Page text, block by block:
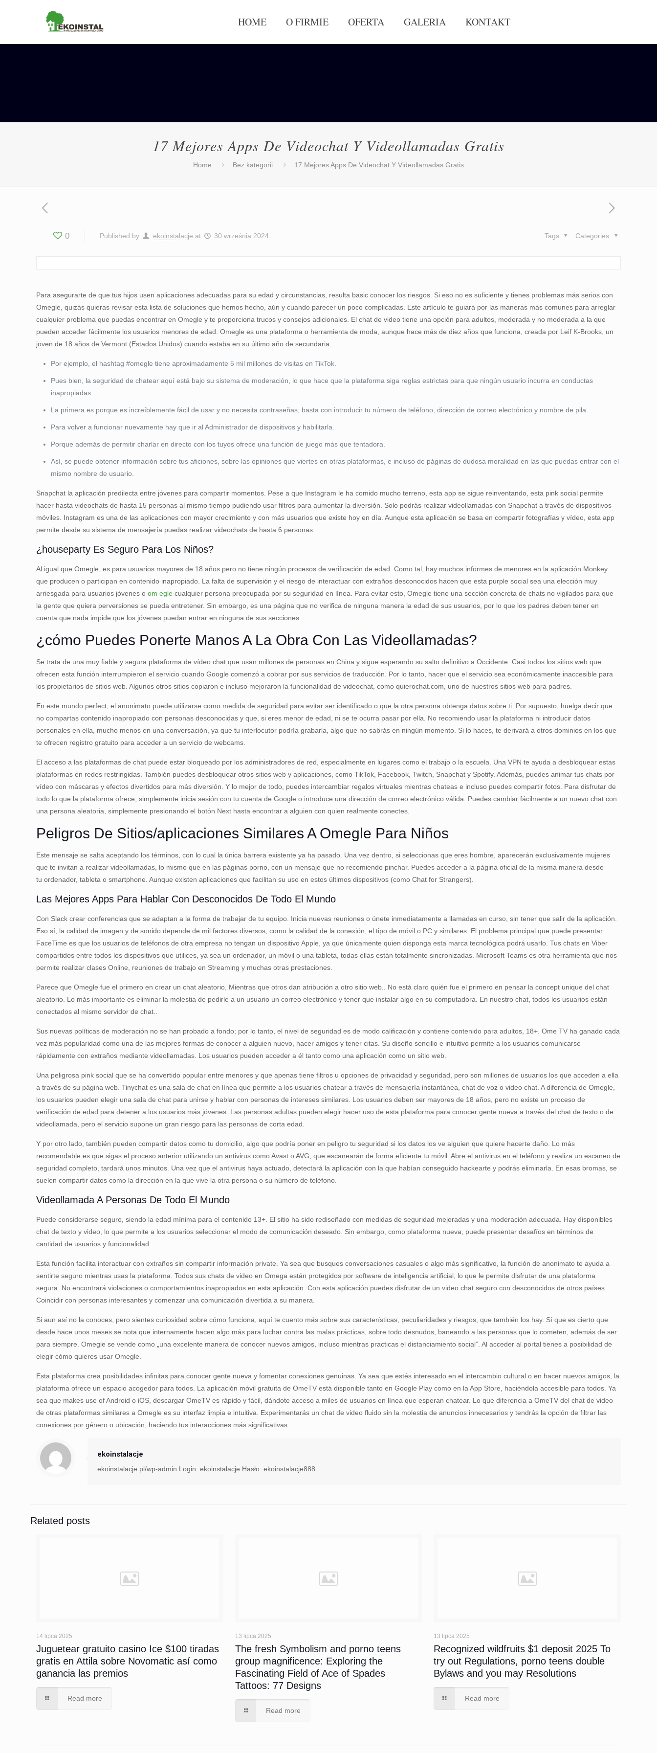
HOME O FIRMIE OFERTA GALERIA KONTAKT
17 Mejores Apps De Videochat Y Videollamadas Gratis
Home Bez kategorii 17 Mejores Apps De Videochat Y Videollamadas Gratis
0 Published by ekoinstalacje at 30 września 2024 Categories
Tags
Para asegurarte de que tus hijos usen aplicaciones adecuadas para su edad y circunstancias, resulta basic conocer los riesgos. Si eso no es suficiente y tienes problemas más serios con
Omegle, quizás quieras revisar esta lista de soluciones que hemos hecho, aún y cuando parecer un poco complicadas. Este artículo te guiará por las maneras más comunes para arreglar
cualquier problema que puedas encontrar en Omegle y te proporciona trucos y consejos adicionales. El chat de video tiene una opción para adultos, moderada y no moderada a la que
pueden acceder fácilmente los usuarios menores de edad. Omegle es una plataforma o herramienta de moda, aunque hace más de diez años que funciona, creada por Leif K-Brooks, un
joven de 18 años de Vermont (Estados Unidos) cuando estaba en su último año de secundaria.
Por ejemplo, el hashtag #omegle tiene aproximadamente 5 mil millones de visitas en TikTok.
Pues bien, la seguridad de chatear aquí está bajo su sistema de moderación, lo que hace que la plataforma siga reglas estrictas para que ningún usuario incurra en conductas
inapropiadas.
La primera es porque es increíblemente fácil de usar y no necesita contraseñas, basta con introducir tu número de teléfono, dirección de correo electrónico y nombre de pila.
Para volver a funcionar nuevamente hay que ir al Administrador de dispositivos y habilitarla.
Porque además de permitir charlar en directo con los tuyos ofrece una función de juego más que tentadora.
Así, se puede obtener información sobre tus aficiones, sobre las opiniones que viertes en otras plataformas, e incluso de páginas de dudosa moralidad en las que puedas entrar con el
mismo nombre de usuario.
Snapchat la aplicación predilecta entre jóvenes para compartir momentos. Pese a que Instagram le ha comido mucho terreno, esta app se sigue reinventando, esta pink social permite
hacer hasta videochats de hasta 15 personas al mismo tiempo pudiendo usar filtros para aumentar la diversión. Solo podrás realizar videollamadas con Snapchat a través de dispositivos
móviles. Instagram es una de las aplicaciones con mayor crecimiento y con más usuarios que existe hoy en día. Aunque esta aplicación se basa en compartir fotografías y vídeo, esta app
permite desde su sistema de mensajería puedas realizar videochats de hasta 6 personas.
¿houseparty Es Seguro Para Los Niños?
Al igual que Omegle, es para usuarios mayores de 18 años pero no tiene ningún procesos de verificación de edad. Como tal, hay muchos informes de menores en la aplicación Monkey
que producen o participan en contenido inapropiado. La falta de supervisión y el riesgo de interactuar con extraños desconocidos hacen que esta purple social sea una elección muy
arriesgada para usuarios jóvenes oom egle cualquier persona preocupada por su seguridad en línea. Para evitar esto, Omegle tiene una sección concreta de chats no vigilados para que
la gente que quiera perversiones se pueda entretener. Sin embargo, es una página que no verifica de ninguna manera la edad de sus usuarios, por lo que los padres deben tener en
cuenta que nada impide que los jóvenes puedan entrar en ninguna de sus secciones.
¿cómo Puedes Ponerte Manos A La Obra Con Las Videollamadas?
Se trata de una muy fiable y segura plataforma de vídeo chat que usan millones de personas en China y sigue esperando su salto definitivo a Occidente. Casi todos los sitios web que
ofrecen esta función interrumpieron el servicio cuando Google comenzó a cobrar por sus servicios de traducción. Por lo tanto, hacer que el servicio sea económicamente inaccesible para
los propietarios de sitios web. Algunos otros sitios copiaron e incluso mejoraron la funcionalidad de videochat, como quierochat.com, uno de nuestros sitios web para padres.
En este mundo perfect, el anonimato puede utilizarse como medida de seguridad para evitar ser identificado o que la otra persona obtenga datos sobre ti. Por supuesto, huelga decir que
no compartas contenido inapropiado con personas desconocidas y que, si eres menor de edad, ni se te ocurra pasar por ella. No recomiendo usar la plataforma ni introducir datos
personales en ella, mucho menos en una conversación, ya que tu interlocutor podría grabarla, algo que no sabrás en ningún momento. Si lo haces, te derivará a otros dominios en los que
te ofrecen registro gratuito para acceder a un servicio de webcams.
El acceso a las plataformas de chat puede estar bloqueado por los administradores de red, especialmente en lugares como el trabajo o la escuela. Una VPN te ayuda a desbloquear estas
plataformas en redes restringidas. También puedes desbloquear otros sitios web y aplicaciones, como TikTok, Facebook, Twitch, Snapchat y Spotify. Además, puedes animar tus chats por
vídeo con máscaras y efectos divertidos para más diversión. Y lo mejor de todo, puedes intercambiar regalos virtuales mientras chateas e incluso puedes compartir fotos. Para disfrutar de
todo lo que la plataforma ofrece, simplemente inicia sesión con tu cuenta de Google o introduce una dirección de correo electrónico válida. Puedes cambiar fácilmente a un nuevo chat con
una persona aleatoria, simplemente presionando el botón Next hasta encontrar a alguien con quien realmente conectes.
Peligros De Sitios/aplicaciones Similares A Omegle Para Niños
Este mensaje se salta aceptando los términos, con lo cual la única barrera existente ya ha pasado. Una vez dentro, si seleccionas que eres hombre, aparecerán exclusivamente mujeres
que te invitan a realizar videollamadas, lo mismo que en las páginas porno, con un mensaje que no recomiendo pinchar. Puedes acceder a la página oficial de la misma manera desde
tu ordenador, tableta o smartphone. Aunque existen aplicaciones que facilitan su uso en estos últimos dispositivos (como Chat for Strangers).
Las Mejores Apps Para Hablar Con Desconocidos De Todo El Mundo
Con Slack crear conferencias que se adaptan a la forma de trabajar de tu equipo. Inicia nuevas reuniones o únete inmediatamente a llamadas en curso, sin tener que salir de la aplicación.
Eso sí, la calidad de imagen y de sonido depende de mil factores diversos, como la calidad de la conexión, el tipo de móvil o PC y similares. El problema principal que puede presentar
FaceTime es que los usuarios de teléfonos de otra empresa no tengan un dispositivo Apple, ya que únicamente quien disponga esta marca tecnológica podrá usarlo. Tus chats en Viber
compartidos entre todos los dispositivos que utilices, ya sea un ordenador, un móvil o una tableta, todas ellas están totalmente sincronizadas. Microsoft Teams es otra herramienta que nos
permite realizar clases Online, reuniones de trabajo en Streaming y muchas otras prestaciones.
Parece que Omegle fue el primero en crear un chat aleatorio, Mientras que otros dan atribución a otro sitio web.. No está claro quién fue el primero en pensar la concept unique del chat
aleatorio. Lo más importante es eliminar la molestia de pedirle a un usuario un correo electrónico y tener que instalar algo en su computadora. En nuestro chat, todos los usuarios están
conectados al mismo servidor de chat..
Sus nuevas políticas de moderación no se han probado a fondo; por lo tanto, el nivel de seguridad es de modo calificación y contiene contenido para adultos, 18+. Ome TV ha ganado cada
vez más popularidad como una de las mejores formas de conocer a alguien nuevo, hacer amigos y tener citas. Su diseño sencillo e intuitivo permite a los usuarios comunicarse
rápidamente con extraños mediante videollamadas. Los usuarios pueden acceder a él tanto como una aplicación como un sitio web.
Una peligrosa pink social que se ha convertido popular entre menores y que apenas tiene filtros u opciones de privacidad y seguridad, pero son millones de usuarios los que acceden a ella
a través de su página web. Tinychat es una sala de chat en línea que permite a los usuarios chatear a través de mensajería instantánea, chat de voz o video chat. A diferencia de Omegle,
los usuarios pueden elegir una sala de chat para unirse y hablar con personas de intereses similares. Los usuarios deben ser mayores de 18 años, pero no existe un proceso de
verificación de edad para detener a los usuarios más jóvenes. Las personas adultas pueden elegir hacer uso de esta plataforma para conocer gente nueva a través del chat de texto o de
videollamada, pero el servicio supone un gran riesgo para las personas de corta edad.
Y por otro lado, también pueden compartir datos como tu domicilio, algo que podría poner en peligro tu seguridad si los datos los ve alguien que quiere hacerte daño. Lo más
recomendable es que sigas el proceso anterior utilizando un antivirus como Avast o AVG, que escanearán de forma eficiente tu móvil. Abre el antivirus en el teléfono y realiza un escaneo de
seguridad completo, tardará unos minutos. Una vez que el antivirus haya actuado, detectará la aplicación con la que habían conseguido hackearte y podrás eliminarla. En esas bromas, se
suelen compartir datos como la dirección en la que vive la otra persona o su número de teléfono.
Videollamada A Personas De Todo El Mundo
Puede considerarse seguro, siendo la edad mínima para el contenido 13+. El sitio ha sido rediseñado con medidas de seguridad mejoradas y una moderación adecuada. Hay disponibles
chat de texto y video, lo que permite a los usuarios seleccionar el modo de comunicación deseado. Sin embargo, como plataforma nueva, puede presentar desafíos en términos de
cantidad de usuarios y funcionalidad.
Esta función facilita interactuar con extraños sin compartir información private. Ya sea que busques conversaciones casuales o algo más significativo, la función de anonimato te ayuda a
sentirte seguro mientras usas la plataforma. Todos sus chats de video en Omega están protegidos por software de inteligencia artificial, lo que le permite disfrutar de una plataforma
segura. No encontrará violaciones o comportamientos inapropiados en esta aplicación. Con esta aplicación puedes disfrutar de un video chat seguro con desconocidos de otros países.
Coincidir con personas interesantes y comenzar una comunicación divertida a su manera.
Si aun así no la conoces, pero sientes curiosidad sobre cómo funciona, aquí te cuento más sobre sus características, peculiaridades y riesgos, que también los hay. Sí que es cierto que
desde hace unos meses se nota que internamente hacen algo más para luchar contra las malas prácticas, sobre todo desnudos, baneando a las personas que lo cometen, además de ser
para siempre. Omegle se vende como „una excelente manera de conocer nuevos amigos, incluso mientras practicas el distanciamiento social”. Al acceder al portal tienes a posibilidad de
elegir cómo quieres usar Omegle.
Esta plataforma crea posibilidades infinitas para conocer gente nueva y fomentar conexiones genuinas. Ya sea que estés interesado en el intercambio cultural o en hacer nuevos amigos, la
plataforma ofrece un espacio acogedor para todos. La aplicación móvil gratuita de OmeTV está disponible tanto en Google Play como en la App Store, haciéndola accesible para todos. Ya
sea que makes use of Android o iOS, descargar OmeTV es rápido y fácil, dándote acceso a miles de usuarios en línea que esperan chatear. Lo que diferencia a OmeTV del chat de video
de otras plataformas similares a Omegle es su interfaz limpia e intuitiva. Experimentarás un chat de video fluido sin la molestia de anuncios innecesarios y tendrás la opción de filtrar las
conexiones por género o ubicación, haciendo tus interacciones más significativas.
ekoinstalacje
ekoinstalacje.pl/wp-admin Login: ekoinstalacje Hasło: ekoinstalacje888
Related posts
14 lipca 2025
Juguetear gratuito casino Ice $100 tiradas
gratis en Attila sobre Novomatic así­ como
ganancia las premios
Read more
13 lipca 2025
The fresh Symbolism and porno teens
group magnificence: Exploring the
Fascinating Field of Ace of Spades
Tattoos: 77 Designs
Read more
13 lipca 2025
Recognized wildfruits $1 deposit 2025 To
try out Regulations, porno teens double
Bylaws and you may Resolutions
Read more